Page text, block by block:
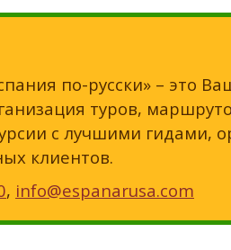
по-русски» – это
туров,
с лучшими гидами,
клиентов.
, info@espanarusa.com